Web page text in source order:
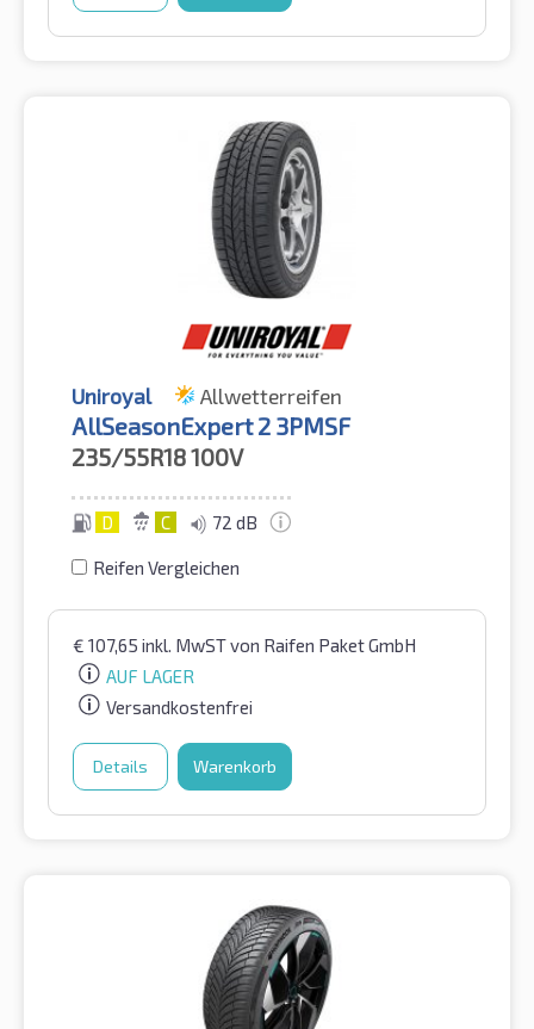
Uniroyal Allwetterreifen
AllSeasonExpert 2 3PMSF
235/55R18100V
D C 72 dB
Reifen Vergleichen
€ 107,65 inkl. MwSTvon Raifen Paket GmbH
AUF LAGER
Versandkostenfrei
Details Warenkorb